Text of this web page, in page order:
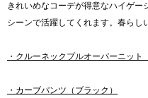
きれいめなコーデが得意なハイゲー
シーンで活躍してくれます。春らし
・クルーネックプルオーバーニット
・カーブパンツ（ブラック）